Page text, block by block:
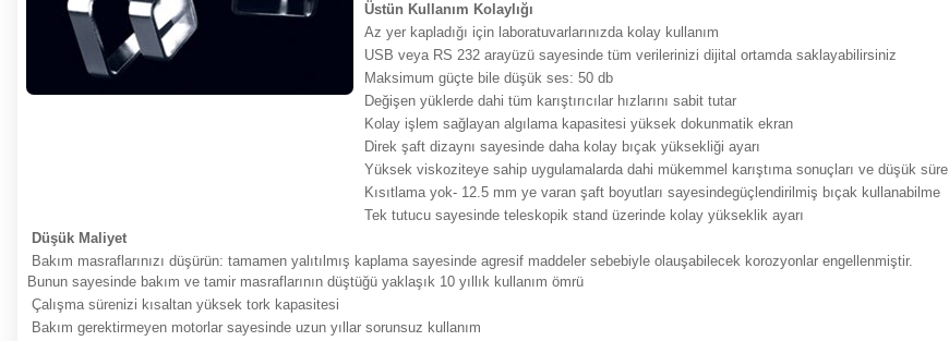
Üstün Kullanım Kolaylığı
Az yer kapladığı için laboratuvarlarınızdakolay kullanım
USB veya RS 232 arayüzü sayesinde tüm verilerinizi dijital ortamda saklayabilirsiniz
Maksimum güçte bile düşük ses: 50 db
Değişen yüklerde dahi tüm karıştırıcılar hızlarını sabit tutar
Kolay işlem sağlayan algılama kapasitesi yüksek dokunmatik ekran
Direk şaft dizaynı sayesinde daha kolay bıçak yüksekliği ayarı
Yüksek viskoziteye sahip uygulamalarda dahi mükemmel karıştıma sonuçları ve düşük süre
Kısıtlama yok- 12.5 mm ye varan şaft boyutları sayesindegüçlendirilmiş bıçak kullanabilme
Tek tutucu sayesinde teleskopik stand üzerinde kolay yükseklik ayarı
Düşük Maliyet
Bakım masraflarınızı düşürün: tamamen yalıtılmış kaplama sayesinde agresif maddeler sebebiyle olauşabilecek korozyonlar engellenmiştir.
Bunun sayesinde bakım ve tamir masraflarının düştüğü yaklaşık 10 yıllık kullanım ömrü
Çalışma sürenizi kısaltan yüksek tork kapasitesi
Bakım gerektirmeyen motorlar sayesinde uzun yıllar sorunsuz kullanım